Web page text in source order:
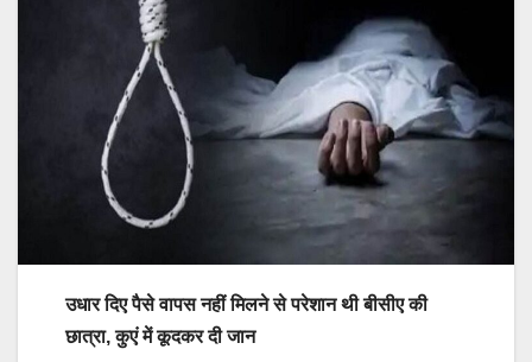
उधार दिए पैसे वापस नहीं मिलने से परेशान थी बीसीए की
छात्रा, कुएं में कूदकर दी जान